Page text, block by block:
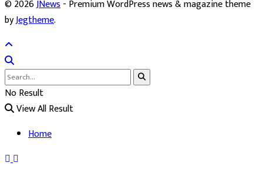
© 2026JNews- Premium WordPress news & magazine theme
byJegtheme.
No Result
View All Result
Home